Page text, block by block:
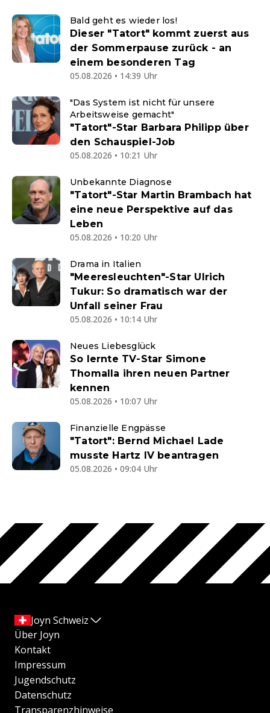
Bald geht es wieder los!
Dieser "Tatort" kommt zuerst aus
der Sommerpause zurück - an
einem besonderen Tag
05.08.2026 • 14:39 Uhr
"Das System ist nicht für unsere
Arbeitsweise gemacht"
"Tatort"-Star Barbara Philipp über
den Schauspiel-Job
05.08.2026 • 10:21 Uhr
Unbekannte Diagnose
"Tatort"-Star Martin Brambach hat
eine neue Perspektive auf das
Leben
05.08.2026 • 10:20 Uhr
Drama in Italien
"Meeresleuchten"-Star Ulrich
Tukur: So dramatisch war der
Unfall seiner Frau
05.08.2026 • 10:14 Uhr
Neues Liebesglück
So lernte TV-Star Simone
Thomalla ihren neuen Partner
kennen
05.08.2026 • 10:07 Uhr
Finanzielle Engpässe
"Tatort": Bernd Michael Lade
musste Hartz IV beantragen
05.08.2026 • 09:04 Uhr
Joyn Schweiz
Über Joyn
Kontakt
Impressum
Jugendschutz
Datenschutz
Transparenzhinweise